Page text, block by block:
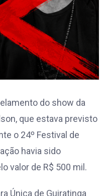
do show da
que estava previsto
o 24º Festival de
havia sido
valor de R$ 500 mil.
Única de Guiratinga